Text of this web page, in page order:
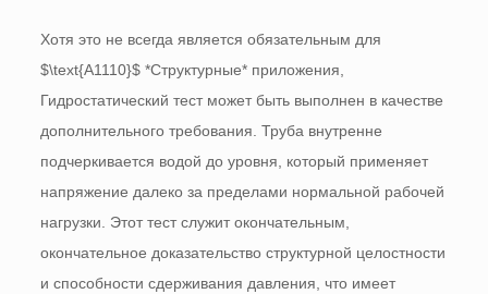
Хотя это не всегда является обязательным для
$\text{A1110}$*Структурные* приложения,
Гидростатический тест может быть выполнен в качестве
дополнительного требования. Труба внутренне
подчеркивается водой до уровня, который применяет
напряжение далеко за пределами нормальной рабочей
нагрузки. Этот тест служит окончательным,
окончательное доказательство структурной целостности
и способности сдерживания давления, что имеет